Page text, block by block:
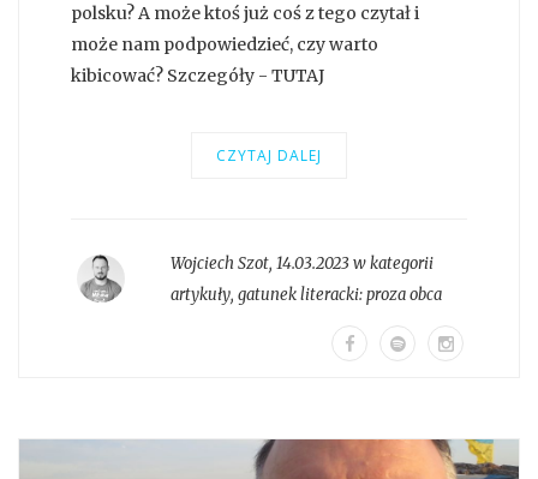
polsku? A może ktoś już coś z tego czytał i
może nam podpowiedzieć, czy warto
kibicować? Szczegóły - TUTAJ
CZYTAJ DALEJ
Wojciech Szot, 14.03.2023 w kategorii
artykuły, gatunek literacki:proza obca